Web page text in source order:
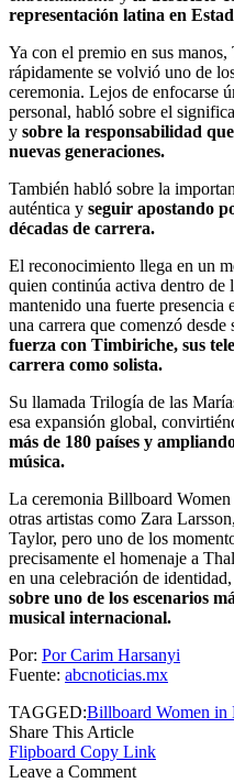
representación latina en
Ya con el premio en sus
rápidamente se volvió uno de
ceremonia. Lejos de enfocarse
personal, habló sobre el
y sobre la responsabilidad
nuevas generaciones.
También habló sobre la
auténtica y seguir apostando
décadas de carrera.
El reconocimiento llega en un
quien continúa activa dentro de
mantenido una fuerte presencia
una carrera que comenzó
fuerza con Timbiriche, sus
carrera como solista.
Su llamada Trilogía de las
esa expansión global,
más de 180 países y
música.
La ceremonia Billboard
otras artistas como Zara
Taylor, pero uno de los
precisamente el homenaje a
en una celebración de
sobre uno de los escenarios
musical internacional.
Por: Por Carim Harsanyi
Fuente: abcnoticias.mx
TAGGED:Billboard Women in
Share This Article
Flipboard Copy Link
Leave a Comment